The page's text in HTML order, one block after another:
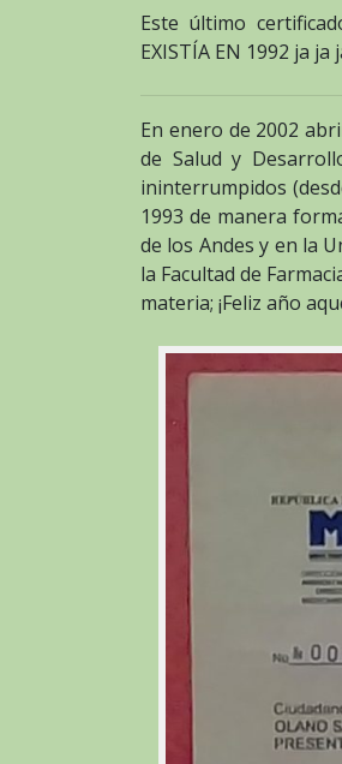
Este último
EXISTÍA EN 1992 ja ja
En enero de 2002
de Salud y
ininterrumpidos
1993 de manera
de los Andes y en la
la Facultad de
materia; ¡Feliz año